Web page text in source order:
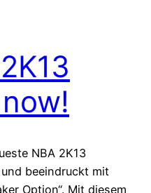
NBA 2K13
beeindruckt mit
Option“. Mit diesem